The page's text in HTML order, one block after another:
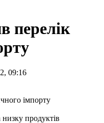
перелік
09:16
продуктів